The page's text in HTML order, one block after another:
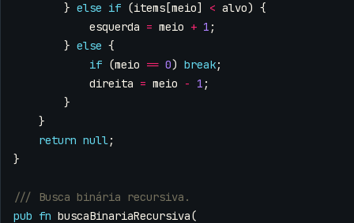
} else if (items [meio] < alvo) {
esquerda = meio + 1 ;
} else {
if (meio == 0) break;
direita = meio - 1 ;
}
}
return null;
}
pub fn buscaBinariaRecursiva(